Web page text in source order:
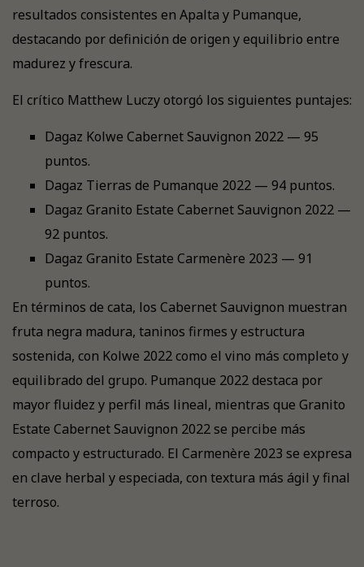
resultados consistentes en Apalta y Pumanque,
destacando por definición de origen y equilibrio entre
madurez y frescura.
El crítico Matthew Luczy otorgó los siguientes puntajes:
Dagaz Kolwe Cabernet Sauvignon 2022 — 95
puntos.
Dagaz Tierras de Pumanque 2022 — 94 puntos.
Dagaz Granito Estate Cabernet Sauvignon 2022 —
92 puntos.
Dagaz Granito Estate Carmenère 2023 — 91
puntos.
En términos de cata, los Cabernet Sauvignon muestran
fruta negra madura, taninos firmes y estructura
sostenida, con Kolwe 2022 como el vino más completo y
equilibrado del grupo. Pumanque 2022 destaca por
mayor fluidez y perfil más lineal, mientras que Granito
Estate Cabernet Sauvignon 2022 se percibe más
compacto y estructurado. El Carmenère 2023 se expresa
en clave herbal y especiada, con textura más ágil y final
terroso.